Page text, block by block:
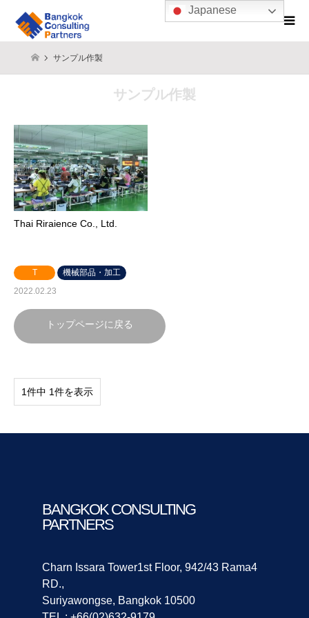
サンプル作製
サンプル作製
Thai Riraience Co., Ltd.
T
機械部品・加工
2022.02.23
トップページに戻る
1件中 1件を表示
BANGKOK CONSULTING
PARTNERS
Charn Issara Tower1st Floor, 942/43 Rama4
RD.,
Suriyawongse, Bangkok 10500
Japanese